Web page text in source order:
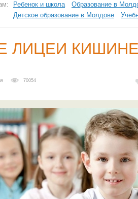
Ребенок и школа
Образование в
Детское образование в Молдове
ЛИЦЕИ
70054